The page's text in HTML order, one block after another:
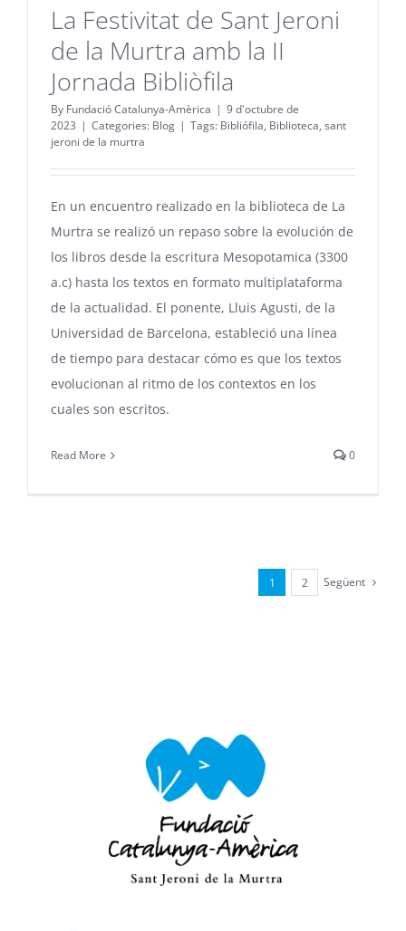
La Festivitat de Sant Jeroni
de la Murtra amb la II
Jornada Bibliòfila
By Fundació Catalunya-Amèrica | 9 d'octubre de
2023 | Categories: Blog | Tags: Bibliófila, Biblioteca, sant
jeroni de la murtra
En un encuentro realizado en la biblioteca de La
Murtra se realizó un repaso sobre la evolución de
los libros desde la escritura Mesopotamica (3300
a.c) hasta los textos en formato multiplataforma
de la actualidad. El ponente, Lluis Agusti, de la
Universidad de Barcelona, estableció una línea
de tiempo para destacar cómo es que los textos
evolucionan al ritmo de los contextos en los
cuales son escritos.
Read More 0
1 2 Següent